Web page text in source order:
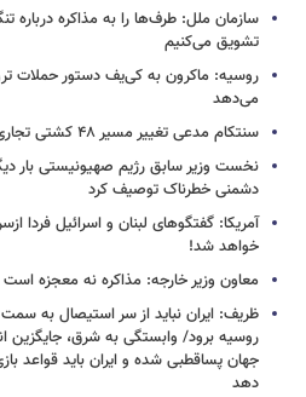
سازمان ملل: طرف‌ها را به مذاکره درباره
تشویق می‌کنیم
روسیه: ماکرون به کی‌یف دستور حملات
می‌دهد
سنتکام مدعی تغییر مسیر ۴۸ کشتی تجاری شد
نخست وزیر سابق رژیم صهیونیستی بار
دشمنی خطرناک توصیف کرد
آمریکا: گفتگوهای لبنان و اسرائیل فردا
خواهد شد!
معاون وزیر خارجه: مذاکره نه معجزه
ظریف: ایران نباید از سر استیصال به
روسیه برود/ وابستگی به شرق، جایگزین
جهان پساقطبی شده و ایران باید قواعد
دهد